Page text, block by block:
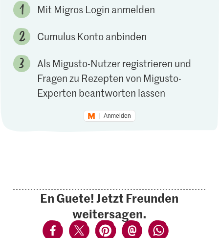
Mit Migros Login anmelden
Cumulus Konto anbinden
Als Migusto-Nutzer registrieren und
Fragen zu Rezepten von Migusto-
Experten beantworten lassen
Anmelden
En Guete! Jetzt Freunden
weitersagen.